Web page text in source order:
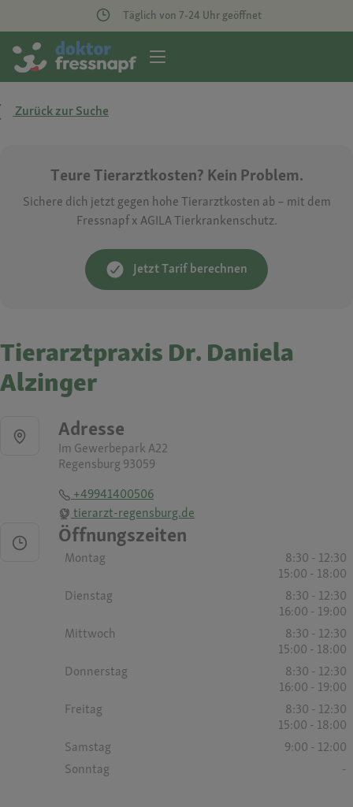
Täglich von 7-24 Uhr geöffnet
Zurück zur Suche
Teure Tierarztkosten? Kein Problem.
Sichere dich jetzt gegen hohe Tierarztkosten ab – mit dem
Fressnapf x AGILA Tierkrankenschutz.
Jetzt Tarif berechnen
Tierarztpraxis Dr. Daniela
Alzinger
Adresse
Im Gewerbepark A22
Regensburg 93059
+49941400506
tierarzt-regensburg.de
Öffnungszeiten
Montag
8:30 - 12:30
15:00 - 18:00
Dienstag
8:30 - 12:30
16:00 - 19:00
Mittwoch
8:30 - 12:30
15:00 - 18:00
Donnerstag
8:30 - 12:30
16:00 - 19:00
Freitag
8:30 - 12:30
15:00 - 18:00
Samstag
9:00 - 12:00
Sonntag
-